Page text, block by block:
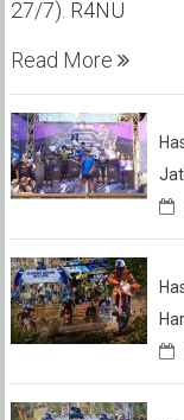
27/7). R4NU
Read More